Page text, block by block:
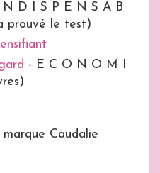
N D I S P E N S A B
prouvé le test)
- E C O N O M I
Caudalie